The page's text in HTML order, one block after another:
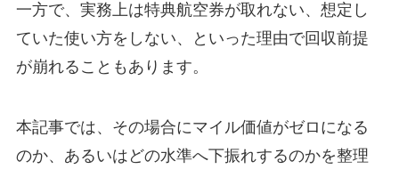
一方で、実務上は特典航空券が取れない、想定し
ていた使い方をしない、といった理由で回収前提
が崩れることもあります。
本記事では、その場合にマイル価値がゼロになる
のか、あるいはどの水準へ下振れするのかを整理